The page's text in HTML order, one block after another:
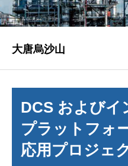
大唐烏沙山
DCS およびイ
プラットフォ
応用プロジェ